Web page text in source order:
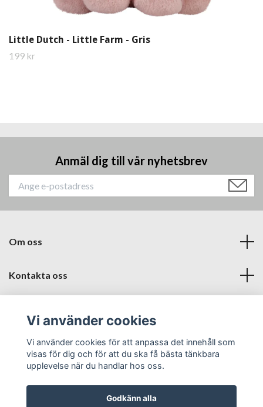
Little Dutch - Little Farm - Gris
199 kr
Anmäl dig till vår nyhetsbrev
Om oss
Kontakta oss
Sociala medier
Vi använder cookies
Vi använder cookies för att anpassa det innehåll som
visas för dig och för att du ska få bästa tänkbara
upplevelse när du handlar hos oss.
Godkänn alla